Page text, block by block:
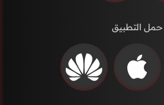
حمل التطبيق